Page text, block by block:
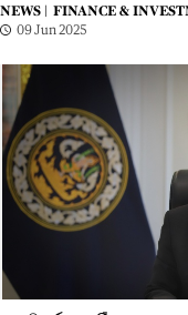
NEWS |
FINANCE &
09 Jun 2025